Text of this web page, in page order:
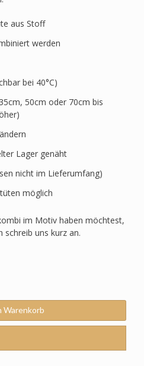
aus Stoff
werden
bei 40°C)
50cm oder 70cm bis
Lager genäht
nicht im Lieferumfang)
möglich
im Motiv haben möchtest,
uns kurz an.
Warenkorb